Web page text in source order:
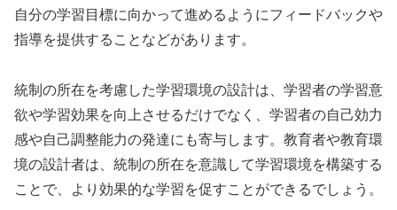
自分の学習目標に向かって進めるようにフィードバックや
指導を提供することなどがあります。
統制の所在を考慮した学習環境の設計は、学習者の学習意
欲や学習効果を向上させるだけでなく、学習者の自己効力
感や自己調整能力の発達にも寄与します。教育者や教育環
境の設計者は、統制の所在を意識して学習環境を構築する
ことで、より効果的な学習を促すことができるでしょう。